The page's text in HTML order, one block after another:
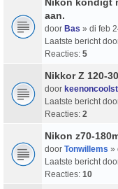
aan.
door Bas » di feb
Laatste bericht
Reacties: 5
Nikkor Z 120-
door
Laatste bericht
Reacties: 2
Nikon z70-
door Tonwillems »
Laatste bericht
Reacties: 10